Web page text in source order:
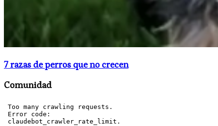
7 razas de perros que no crecen
Comunidad